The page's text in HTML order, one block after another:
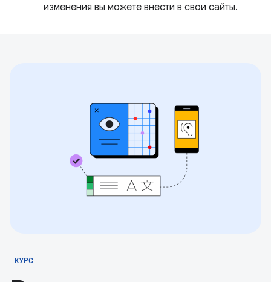
изменения вы можете внести в свои сайты.
КУРС